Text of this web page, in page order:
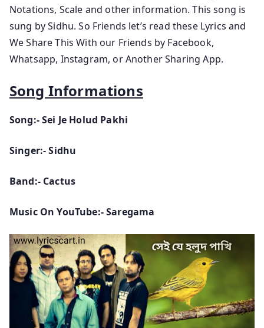
Notations, Scale and other information. This song is
sung by Sidhu. So Friends let’s read these Lyrics and
We Share This With our Friends by Facebook,
Whatsapp, Instagram, or Another Sharing App.
Song Informations
Song:- Sei Je Holud Pakhi
Singer:- Sidhu
Band:- Cactus
Music On YouTube:- Saregama